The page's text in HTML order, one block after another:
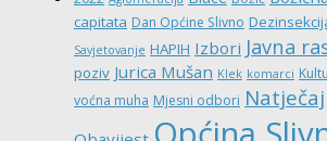
capitata Dan Općine Slivno
Savjetovanje HAPIH Izbori Javna
poziv Jurica Mušan Klek komarci
voćna muha Mjesni odbori Natječaj